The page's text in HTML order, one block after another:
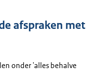
afspraken met
onder 'alles behalve